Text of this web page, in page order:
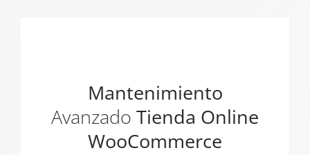
Mantenimiento
Avanzado Tienda Online
WooCommerce